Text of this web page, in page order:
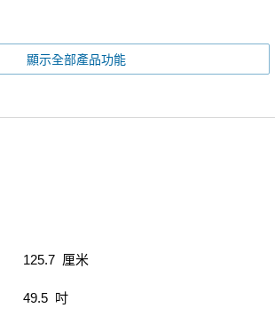
顯示全部產品功能
125.7 厘米
49.5 吋